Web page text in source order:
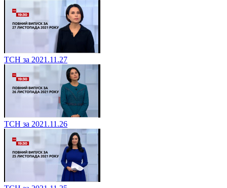
ТСН за 2021.11.27
ТСН за 2021.11.26